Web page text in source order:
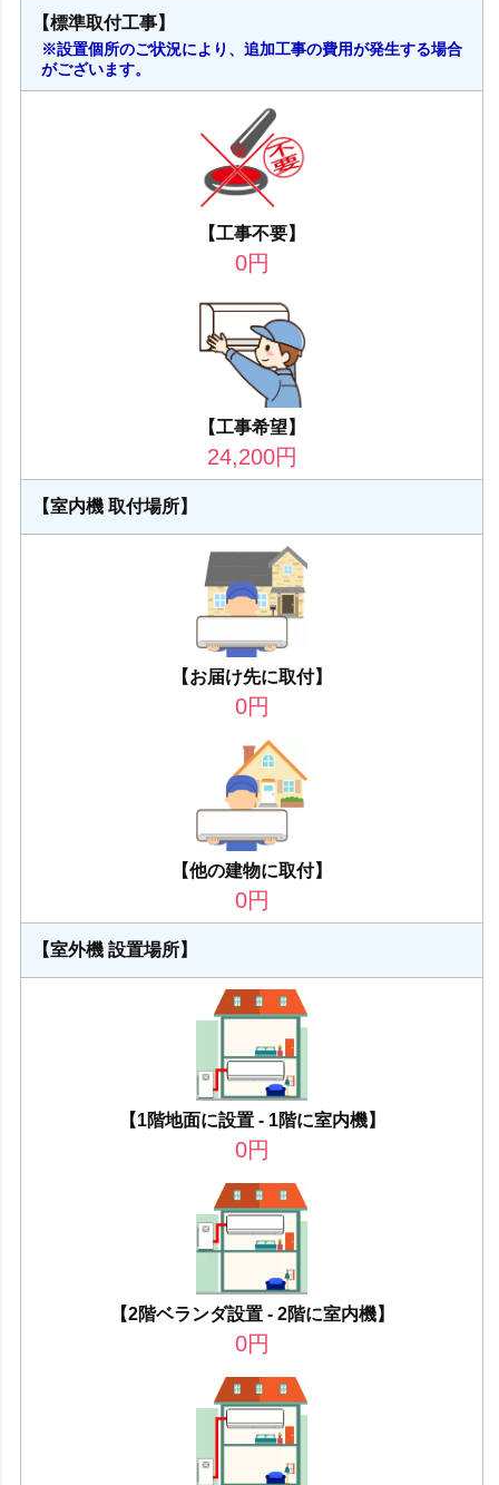
【標準取付工事】
※設置個所のご状況により、追加工事の費用が発生する場合
がございます。
【工事不要】
0円
【工事希望】
24,200円
【室内機 取付場所】
【お届け先に取付】
0円
【他の建物に取付】
0円
【室外機 設置場所】
【1階地面に設置 - 1階に室内機】
0円
【2階ベランダ設置 - 2階に室内機】
0円